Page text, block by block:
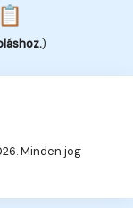
)
Minden jog